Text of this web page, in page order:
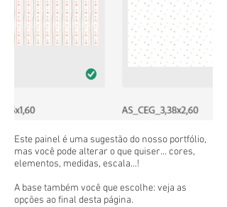
Este painel é uma sugestão do nosso portfólio,
mas você pode alterar o que quiser... cores,
elementos, medidas, escala...!
A base também você que escolhe: veja as
opções ao final desta página.